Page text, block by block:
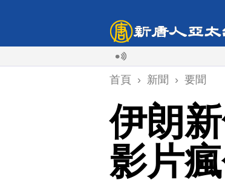
首頁 › 新聞 › 要聞
伊朗
影片